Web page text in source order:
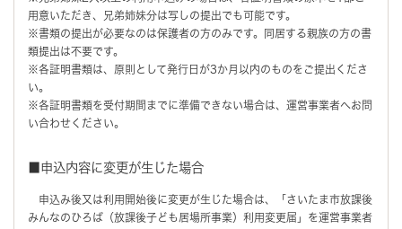
用意いただき、兄弟姉妹分は写しの提出でも可能です。
※書類の提出が必要なのは保護者の方のみです。同居する親族の方の書
類提出は不要です。
※各証明書類は、原則として発行日が3か月以内のものをご提出くださ
い。
※各証明書類を受付期間までに準備できない場合は、運営事業者へお問
い合わせください。
■申込内容に変更が生じた場合
申込み後又は利用開始後に変更が生じた場合は、「さいたま市放課後
みんなのひろば（放課後子ども居場所事業）利用変更届」を運営事業者